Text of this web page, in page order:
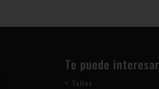
Te puede interesar
Tallas